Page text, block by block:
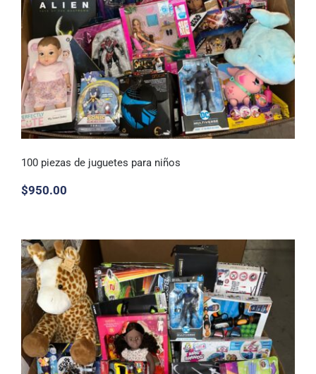
100 piezas de juguetes para niños
100 piezas de juguetes para niños
$950.00